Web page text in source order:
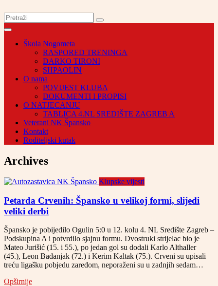
Škola Nogometa
RASPORED TRENINGA
DARKO TIRONI
SHPAOLIN
O nama
POVIJEST KLUBA
DOKUMENTI I PROPISI
O NATJECANJU
TABLICA 4.NL SREDIŠTE ZAGREB A
Veterani NK Špansko
Kontakt
Roditeljski kutak
Archives
Klupske vijesti
Petarda Crvenih: Špansko u velikoj formi, slijedi
veliki derbi
Špansko je pobijedilo Ogulin 5:0 u 12. kolu 4. NL Središte Zagreb –
Podskupina A i potvrdilo sjajnu formu. Dvostruki strijelac bio je
Mateo Jurišić (15. i 55.), po jedan gol su dodali Karlo Althaller
(45.), Leon Badanjak (72.) i Kerim Kaltak (75.). Crveni su upisali
treću ligašku pobjedu zaredom, neporaženi su u zadnjih sedam…
Opširnije